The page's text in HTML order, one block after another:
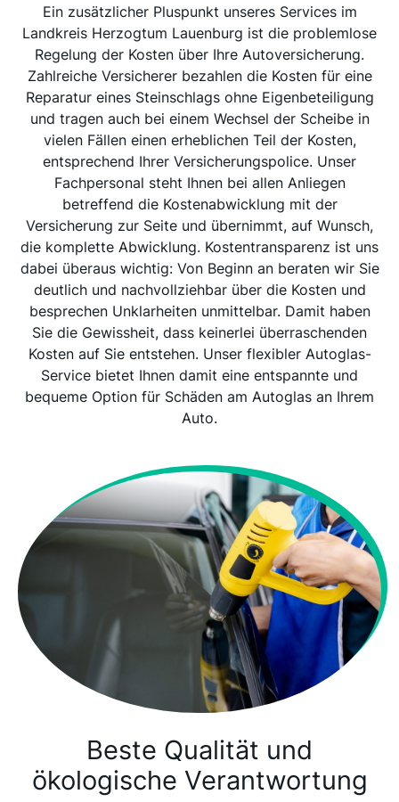
Ein zusätzlicher Pluspunkt unseres Services im
Landkreis Herzogtum Lauenburg ist die problemlose
Regelung der Kosten über Ihre Autoversicherung.
Zahlreiche Versicherer bezahlen die Kosten für eine
Reparatur eines Steinschlags ohne Eigenbeteiligung
und tragen auch bei einem Wechsel der Scheibe in
vielen Fällen einen erheblichen Teil der Kosten,
entsprechend Ihrer Versicherungspolice. Unser
Fachpersonal steht Ihnen bei allen Anliegen
betreffend die Kostenabwicklung mit der
Versicherung zur Seite und übernimmt, auf Wunsch,
die komplette Abwicklung. Kostentransparenz ist uns
dabei überaus wichtig: Von Beginn an beraten wir Sie
deutlich und nachvollziehbar über die Kosten und
besprechen Unklarheiten unmittelbar. Damit haben
Sie die Gewissheit, dass keinerlei überraschenden
Kosten auf Sie entstehen. Unser flexibler Autoglas-
Service bietet Ihnen damit eine entspannte und
bequeme Option für Schäden am Autoglas an Ihrem
Auto.
Beste Qualität und
ökologische Verantwortung